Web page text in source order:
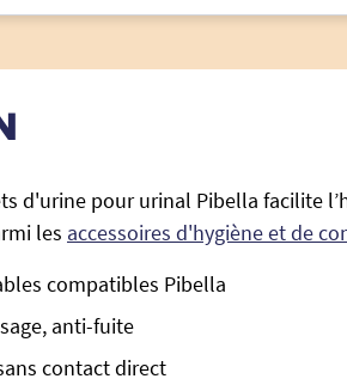
d'urine pour urinal Pibella facilite
les accessoires d'hygiène et de
compatibles Pibella
anti-fuite
contact direct